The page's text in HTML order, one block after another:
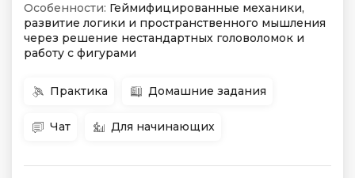
Особенности: Геймифицированные механики,
развитие логики и пространственного мышления
через решение нестандартных головоломок и
работу с фигурами
Практика Домашние задания
Чат Для начинающих